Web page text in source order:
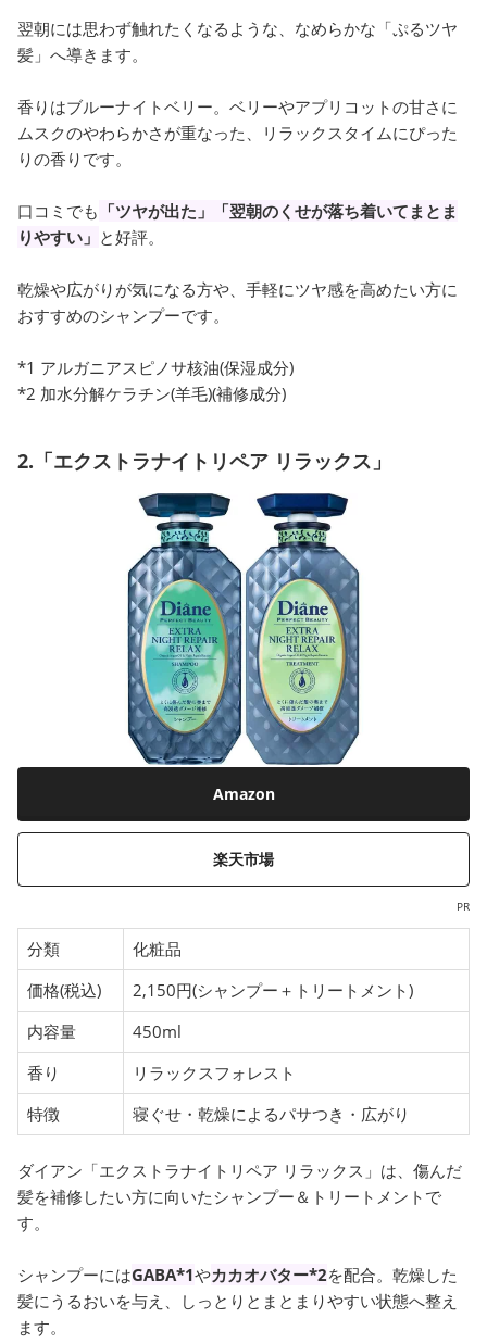
翌朝には思わず触れたくなるような、なめらかな「ぷるツヤ
髪」へ導きます。
香りはブルーナイトベリー。ベリーやアプリコットの甘さに
ムスクのやわらかさが重なった、リラックスタイムにぴった
りの香りです。
口コミでも 「ツヤが出た」「翌朝のくせが落ち着いてまとま
りやすい」 と好評。
乾燥や広がりが気になる方や、手軽にツヤ感を高めたい方に
おすすめのシャンプーです。
*1 アルガニアスピノサ核油(保湿成分)
*2 加水分解ケラチン(羊毛)(補修成分)
2.「エクストラナイトリペア リラックス」
Amazon
楽天市場
PR
分類
化粧品
価格(税込)
2,150円(シャンプー＋トリートメント)
内容量
450ml
香り
リラックスフォレスト
特徴
寝ぐせ・乾燥によるパサつき・広がり
ダイアン「エクストラナイトリペア リラックス」は、傷んだ
髪を補修したい方に向いたシャンプー＆トリートメントで
す。
シャンプーにはGABA*1やカカオバター*2を配合。乾燥した
髪にうるおいを与え、しっとりとまとまりやすい状態へ整え
ます。